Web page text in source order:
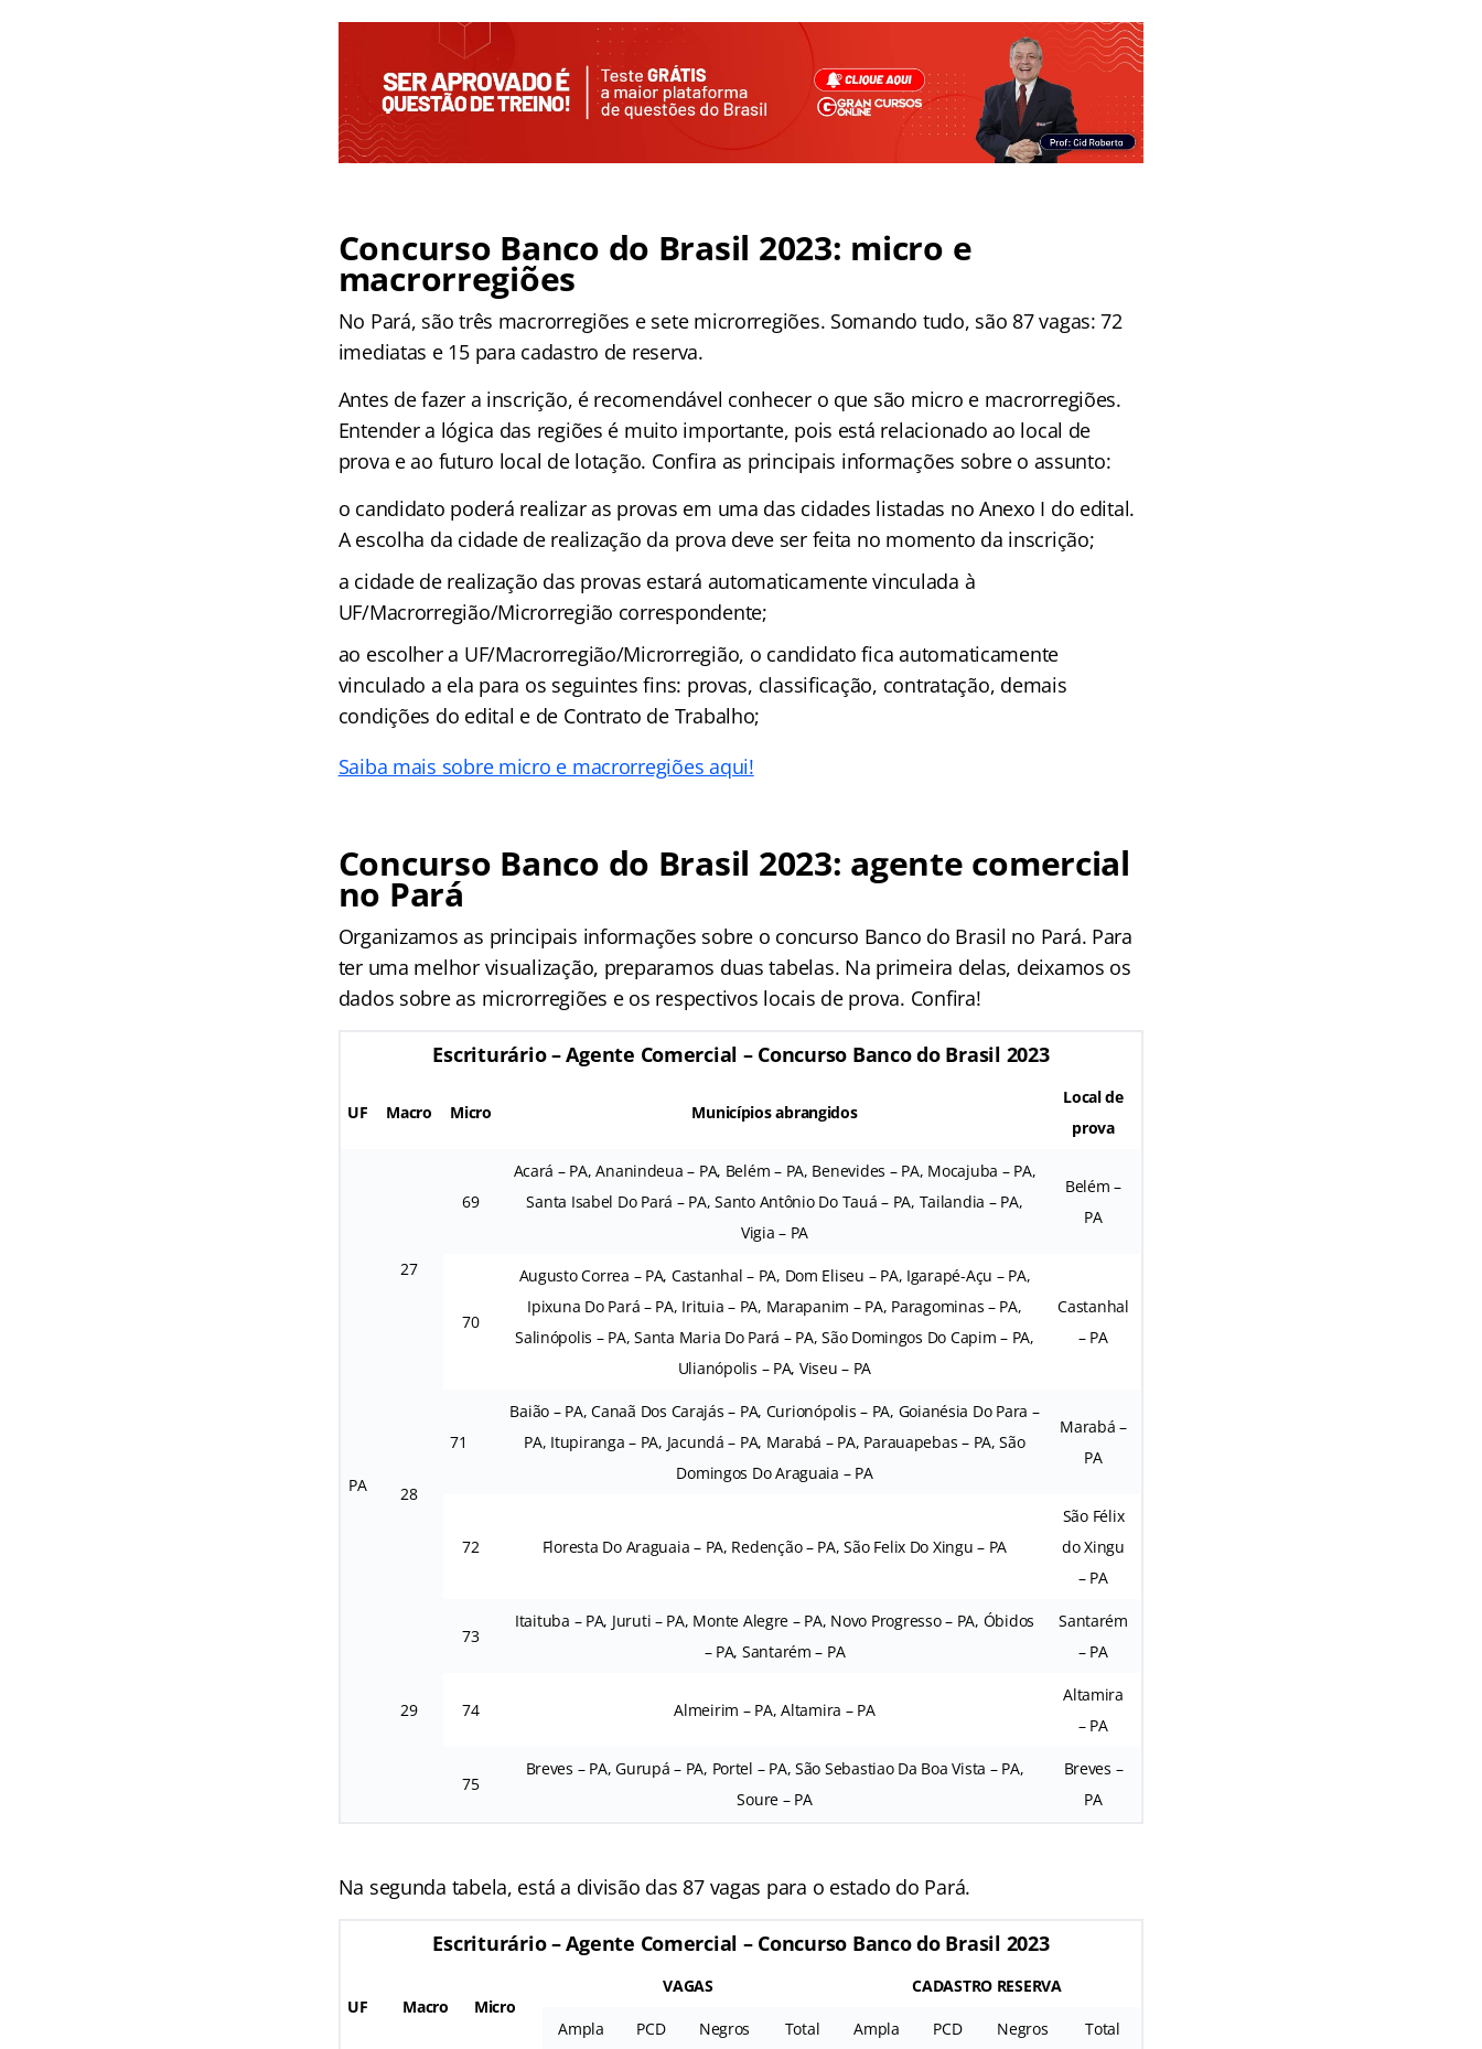
Concurso Banco do Brasil 2023: micro e
macrorregiões
No Pará, são três macrorregiões e sete microrregiões. Somando tudo, são 87 vagas: 72
imediatas e 15 para cadastro de reserva.
Antes de fazer a inscrição, é recomendável conhecer o que são micro e macrorregiões.
Entender a lógica das regiões é muito importante, pois está relacionado ao local de
prova e ao futuro local de lotação. Confira as principais informações sobre o assunto:
o candidato poderá realizar as provas em uma das cidades listadas no Anexo I do edital.
A escolha da cidade de realização da prova deve ser feita no momento da inscrição;
a cidade de realização das provas estará automaticamente vinculada à
UF/Macrorregião/Microrregião correspondente;
ao escolher a UF/Macrorregião/Microrregião, o candidato fica automaticamente
vinculado a ela para os seguintes fins: provas, classificação, contratação, demais
condições do edital e de Contrato de Trabalho;
Saiba mais sobre micro e macrorregiões aqui!
Concurso Banco do Brasil 2023: agente comercial
no Pará
Organizamos as principais informações sobre o concurso Banco do Brasil no Pará. Para
ter uma melhor visualização, preparamos duas tabelas. Na primeira delas, deixamos os
dados sobre as microrregiões e os respectivos locais de prova. Confira!
Escriturário – Agente Comercial – Concurso Banco do Brasil 2023
UF Macro Micro Municípios abrangidos
Local de
prova
PA
27
69
Acará – PA, Ananindeua – PA, Belém – PA, Benevides – PA, Mocajuba – PA,
Santa Isabel Do Pará – PA, Santo Antônio Do Tauá – PA, Tailandia – PA,
Vigia – PA
Belém –
PA
70
Augusto Correa – PA, Castanhal – PA, Dom Eliseu – PA, Igarapé-Açu – PA,
Ipixuna Do Pará – PA, Irituia – PA, Marapanim – PA, Paragominas – PA,
Salinópolis – PA, Santa Maria Do Pará – PA, São Domingos Do Capim – PA,
Ulianópolis – PA, Viseu – PA
Castanhal
– PA
28
71
Baião – PA, Canaã Dos Carajás – PA, Curionópolis – PA, Goianésia Do Para –
PA, Itupiranga – PA, Jacundá – PA, Marabá – PA, Parauapebas – PA, São
Domingos Do Araguaia – PA
Marabá –
PA
72 Floresta Do Araguaia – PA, Redenção – PA, São Felix Do Xingu – PA
São Félix
do Xingu
– PA
29
73
Itaituba – PA, Juruti – PA, Monte Alegre – PA, Novo Progresso – PA, Óbidos
– PA, Santarém – PA
Santarém
– PA
74 Almeirim – PA, Altamira – PA
Altamira
– PA
75
Breves – PA, Gurupá – PA, Portel – PA, São Sebastiao Da Boa Vista – PA,
Soure – PA
Breves –
PA
Na segunda tabela, está a divisão das 87 vagas para o estado do Pará.
Escriturário – Agente Comercial – Concurso Banco do Brasil 2023
UF Macro Micro
VAGAS CADASTRO RESERVA
Ampla PCD Negros Total Ampla PCD Negros Total